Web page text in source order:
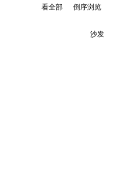
倒序浏览
看全部
沙发